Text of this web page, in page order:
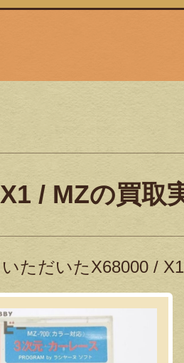
/ MZの買取
ただいたX68000 /